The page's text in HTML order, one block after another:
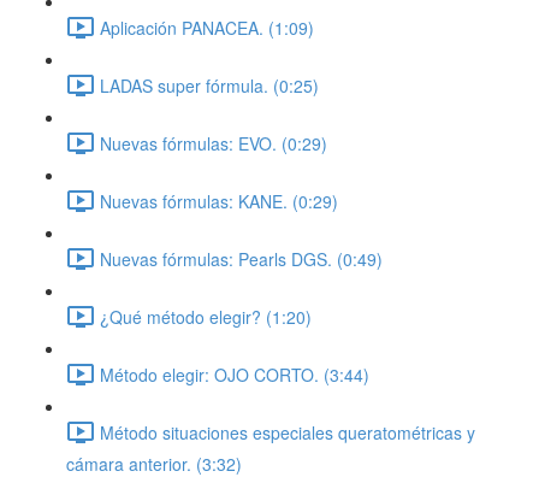
Aplicación PANACEA. (1:09)
LADAS super fórmula. (0:25)
Nuevas fórmulas: EVO. (0:29)
Nuevas fórmulas: KANE. (0:29)
Nuevas fórmulas: Pearls DGS. (0:49)
¿Qué método elegir? (1:20)
Método elegir: OJO CORTO. (3:44)
Método situaciones especiales queratométricas y
cámara anterior. (3:32)